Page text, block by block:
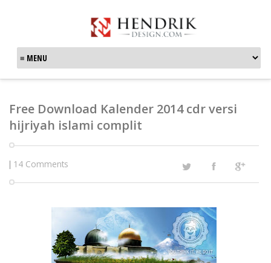
Free Download Kalender 2014 cdr versi
hijriyah islami complit
| 14 Comments